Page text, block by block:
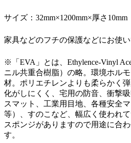
サイズ：32mm×1200mm×厚さ10mm
家具などのフチの保護などにお使
※「EVA」とは、Ethylence-Vinyl
ニル共重合樹脂）の略。環境ホル
材。ポリエチレンよりも柔らかく
化がしにくく、宅用の防音、衝撃
スマット、工業用目地、各種安全
等）、すのこなど、幅広く使われ
スポンジがありますので用途に合
す。